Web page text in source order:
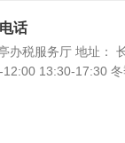
话
办税服务厅 地址：
13:30-17:30 冬